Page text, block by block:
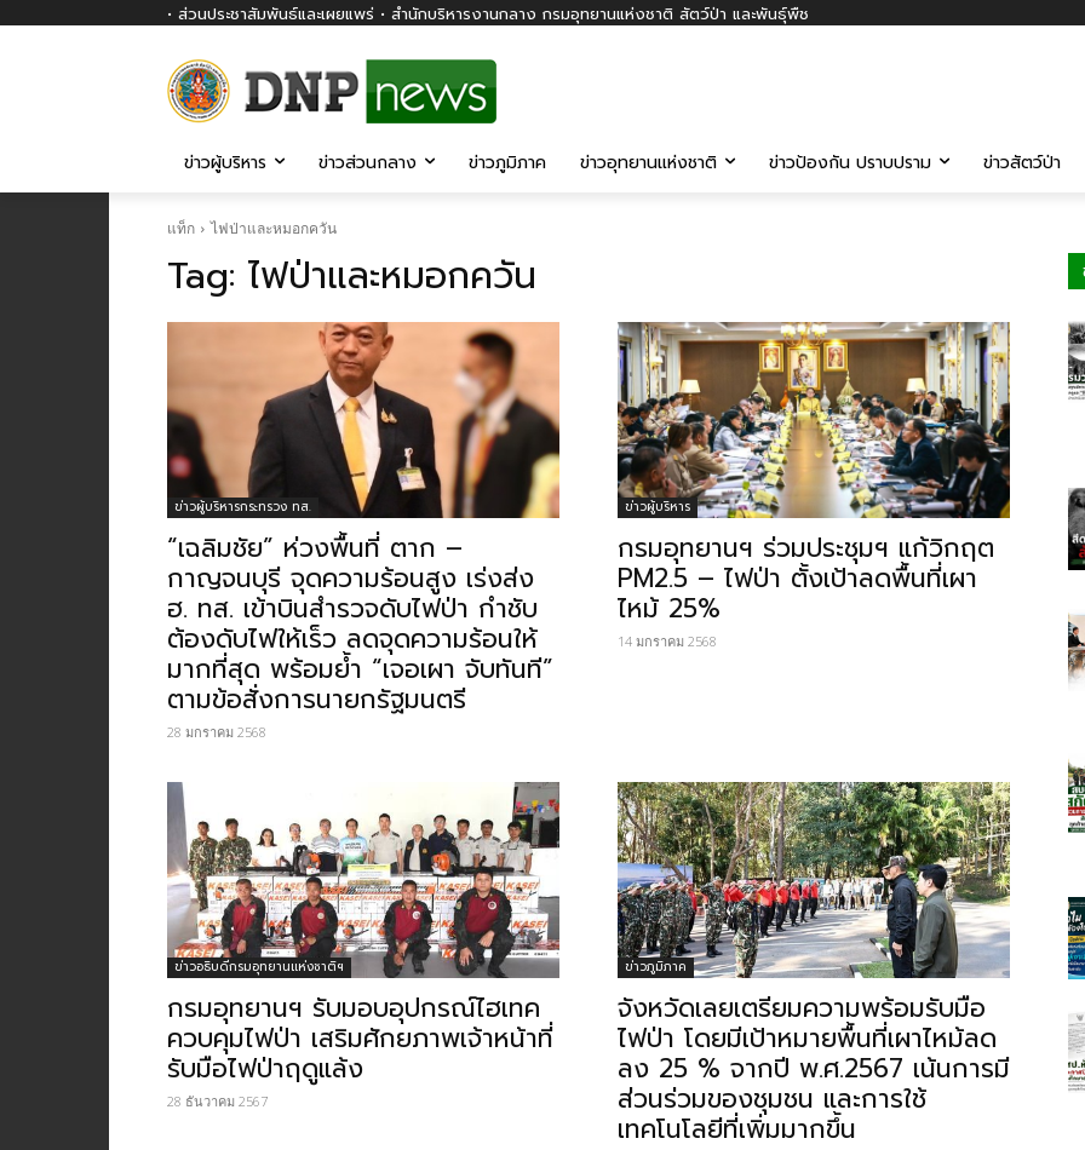
• ส่วนประชาสัมพันธ์และเผยแพร่ • สำนักบริหารงานกลาง กรมอุทยานแห่งชาติ สัตว์ป่า และพันธุ์พืช
ข่าวผู้บริหาร ข่าวส่วนกลาง ข่าวภูมิภาค ข่าวอุทยานแห่งชาติ ข่าวป้องกัน ปราบปราม ข่าวสัตว์ป่า
แท็ก ไฟป่าและหมอกควัน
Tag: ไฟป่าและหมอกควัน
ข่าวผู้บริหารกระทรวง ทส.
“เฉลิมชัย” ห่วงพื้นที่ ตาก –
กาญจนบุรี จุดความร้อนสูง เร่งส่ง
ฮ. ทส. เข้าบินสำรวจดับไฟป่า กำชับ
ต้องดับไฟให้เร็ว ลดจุดความร้อนให้
มากที่สุด พร้อมย้ำ “เจอเผา จับทันที”
ตามข้อสั่งการนายกรัฐมนตรี
28 มกราคม 2568
ข่าวผู้บริหาร
กรมอุทยานฯ​ ร่วมประชุม​ฯ​ แก้วิกฤต
PM2.5 – ไฟป่า ตั้งเป้าลดพื้นที่เผา
ไหม้ 25%
14 มกราคม 2568
ข่าวอธิบดีกรมอุทยานแห่งชาติฯ
กรมอุทยานฯ รับมอบอุปกรณ์ไฮเทค
ควบคุมไฟป่า เสริมศักยภาพเจ้าหน้าที่
รับมือไฟป่าฤดูแล้ง
28 ธันวาคม 2567
ข่าวภูมิภาค
จังหวัดเลยเตรียมความพร้อมรับมือ
ไฟป่า โดยมีเป้าหมายพื้นที่เผาไหม้ลด
ลง 25 % จากปี พ.ศ.2567 เน้นการมี
ส่วนร่วมของชุมชน และการใช้
เทคโนโลยีที่เพิ่มมากขึ้น